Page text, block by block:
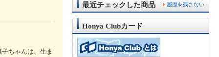
ちゃんは、生ま
履歴を残さない
最近チェックした商品
Honya Clubカード